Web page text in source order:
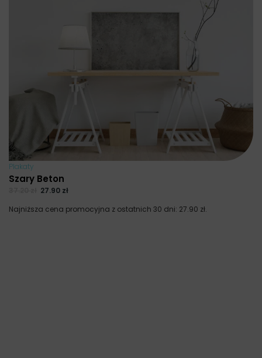
Plakaty
Szary Beton
27.90 zł
Najniższa cena promocyjna z ostatnich 30 dni: 27.90 zł.